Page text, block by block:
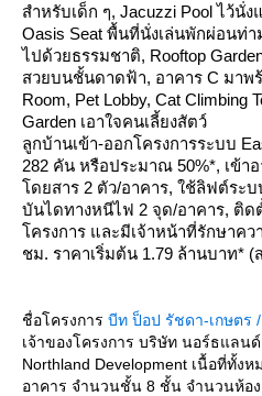
สำหรับเด็ก ๆ, Jacuzzi Pool ไว้นั่
Oasis Seat พื้นที่นั่งเล่นพักผ่อนท่
ไปด้วยธรรมชาติ, Rooftop
สวยบนชั้นดาดฟ้า, อาคาร C มาพร้
Room, Pet Lobby, Cat Climbing
Garden เอาใจคนเลี้ยงสัตว์
ลูกบ้านเข้า-ออกโครงการระบบ
282 คัน หรือประมาณ 50%*, เข้า
ดยสาร 2 ตัว/อาคาร, ใช้ลิฟต์ระ
บันไดทางหนีไฟ 2 จุด/อาคาร, ติด
ครงการ และมีเจ้าหน้าที่รักษาค
ชม. ราคาเริ่มต้น 1.79 ล้านบาท* (
ชื่อโครงการ บีท ป็อป รัชดา-เกษตร /
เจ้าของโครงการ บริษัท นอร์ธแลน
Northland Development เนื้อที่ทั้ง
อาคาร จำนวนชั้น 8 ชั้น จำนวนห้อง